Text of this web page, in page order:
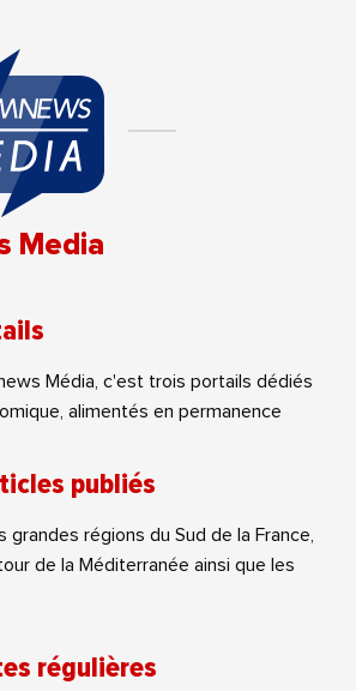
Media
Média, c'est trois portails dédiés
alimentés en permanence
publiés
grandes régions du Sud de la France,
de la Méditerranée ainsi que les
régulières